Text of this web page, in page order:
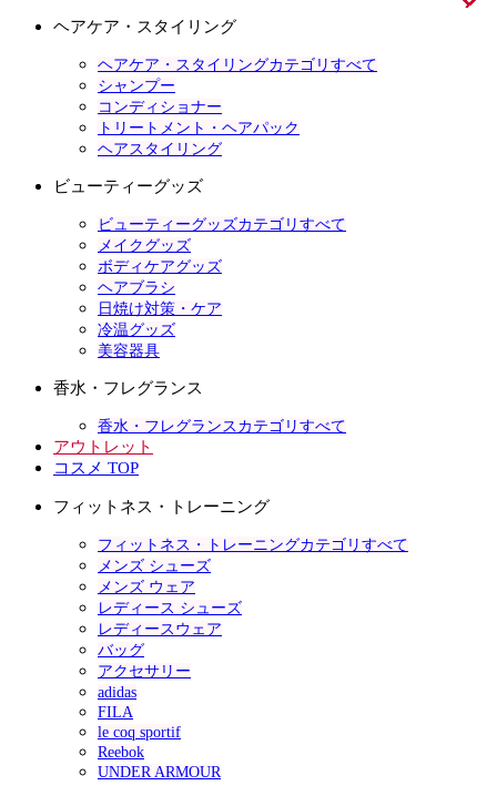
ヘアケア・スタイリング
ヘアケア・スタイリングカテゴリすべて
シャンプー
コンディショナー
トリートメント・ヘアパック
ヘアスタイリング
ビューティーグッズ
ビューティーグッズカテゴリすべて
メイクグッズ
ボディケアグッズ
ヘアブラシ
日焼け対策・ケア
冷温グッズ
美容器具
香水・フレグランス
香水・フレグランスカテゴリすべて
アウトレット
コスメ TOP
フィットネス・トレーニング
フィットネス・トレーニングカテゴリすべて
メンズ シューズ
メンズ ウェア
レディース シューズ
レディースウェア
バッグ
アクセサリー
adidas
FILA
le coq sportif
Reebok
UNDER ARMOUR